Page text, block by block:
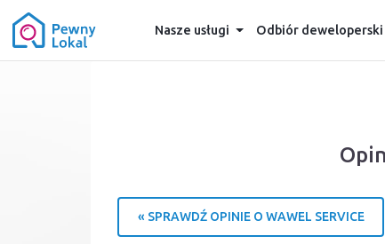
Nasze usługi Odbiór deweloperski
« SPRAWDŹ OPINIE O WAWEL SERVICE